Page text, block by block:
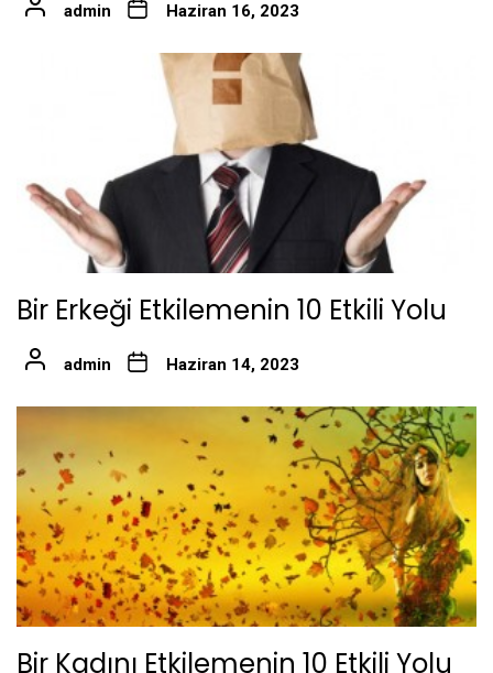
admin Haziran 16, 2023
Bir Erkeği Etkilemenin 10 Etkili Yolu
admin Haziran 14, 2023
Bir Kadını Etkilemenin 10 Etkili Yolu